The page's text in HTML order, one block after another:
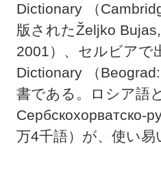
Dictionary （
版されたŽeljko
2001）、セルビアで
Dictionary （
書である。ロシア語
Сербскохорватско-
万4千語）が、使い易